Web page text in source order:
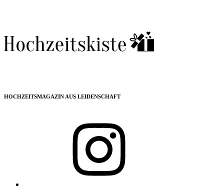
HOCHZEITSMAGAZIN AUS LEIDENSCHAFT